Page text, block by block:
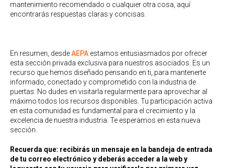
mantenimiento recomendado o cualquier otra cosa, aquí
encontrarás respuestas claras y concisas.
En resumen, desdeAEPA estamos entusiasmados por ofrecer
esta sección privada exclusiva para nuestros asociados. Es un
recurso que hemos diseñado pensando en ti, para mantenerte
informado, conectado y comprometido con la industria de
puertas. No dudes en visitarla regularmente para aprovechar al
máximo todos los recursos disponibles. Tu participación activa
en esta comunidad es fundamental para el crecimiento y la
excelencia de nuestra industria. Te esperamos en esta nueva
sección.
Recuerda que: recibirás un mensaje en la bandeja de entrada
de tu correo electrónico y deberás acceder a la web y